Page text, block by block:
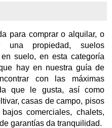
para comprar o alquilar, o
propiedad, suelos
suelo, en esta categoría
hay en nuestra guía de
con las máximas
que le gusta, así como
casas de campo, pisos
comerciales, chalets,
garantías da tranquilidad.